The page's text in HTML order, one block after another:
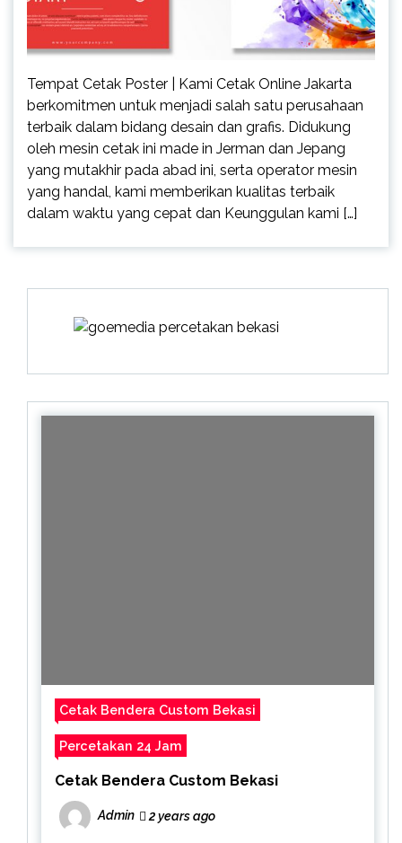
Tempat Cetak Poster | Kami Cetak Online Jakarta
berkomitmen untuk menjadi salah satu perusahaan
terbaik dalam bidang desain dan grafis. Didukung
oleh mesin cetak ini made in Jerman dan Jepang
yang mutakhir pada abad ini, serta operator mesin
yang handal, kami memberikan kualitas terbaik
dalam waktu yang cepat dan Keunggulan kami […]
Cetak Bendera Custom Bekasi
Percetakan 24 Jam
Cetak Bendera Custom Bekasi
Admin 2 years ago